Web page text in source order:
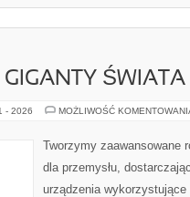
ŚWIATA
- 2026 MOŻLIWOŚĆ
Tworzymy zaawansowane
dla przemysłu,
urządzenia wykorzystujące